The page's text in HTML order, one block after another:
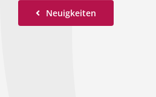
Neuigkeiten